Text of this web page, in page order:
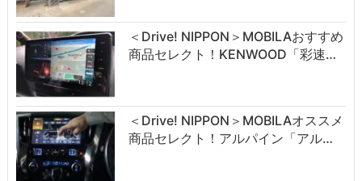
＜Drive! NIPPON＞MOBILAおすすめ
商品セレクト！KENWOOD「彩速…
＜Drive! NIPPON＞MOBILAオススメ
商品セレクト！アルパイン「アル…